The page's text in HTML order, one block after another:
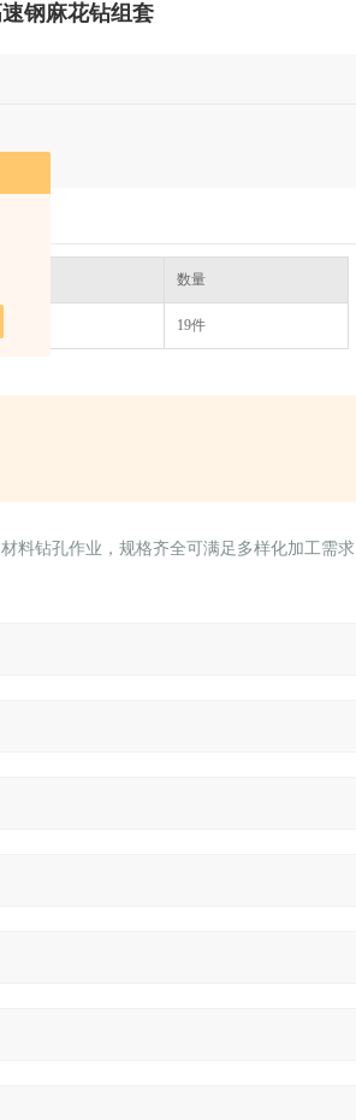
钢麻花钻组套
数量
19件
料钻孔作业，规格齐全可满足多样化加工需求